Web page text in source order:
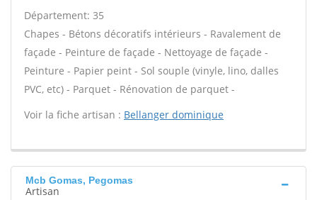
Département: 35
Chapes - Bétons décoratifs intérieurs - Ravalement de
façade - Peinture de façade - Nettoyage de façade -
Peinture - Papier peint - Sol souple (vinyle, lino, dalles
PVC, etc) - Parquet - Rénovation de parquet -
Voir la fiche artisan : Bellanger dominique
Mcb Gomas, Pegomas
Artisan